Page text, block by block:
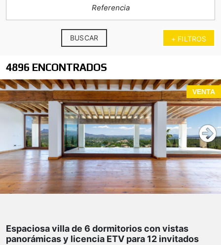
+ FILTROS
BUSCAR
4896 ENCONTRADOS
VENTA
Espaciosa villa de 6 dormitorios con vistas
panorámicas y licencia ETV para 12 invitados